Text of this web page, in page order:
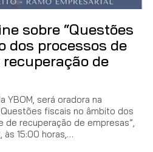
sobre “Questões
dos processos de
de
YBOM, será oradora na
fiscais no âmbito dos
de recuperação de empresas”,
às 15:00 horas,…